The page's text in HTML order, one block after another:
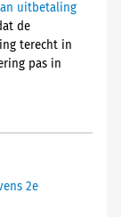
uitbetaling
de
terecht in
pas in
2e